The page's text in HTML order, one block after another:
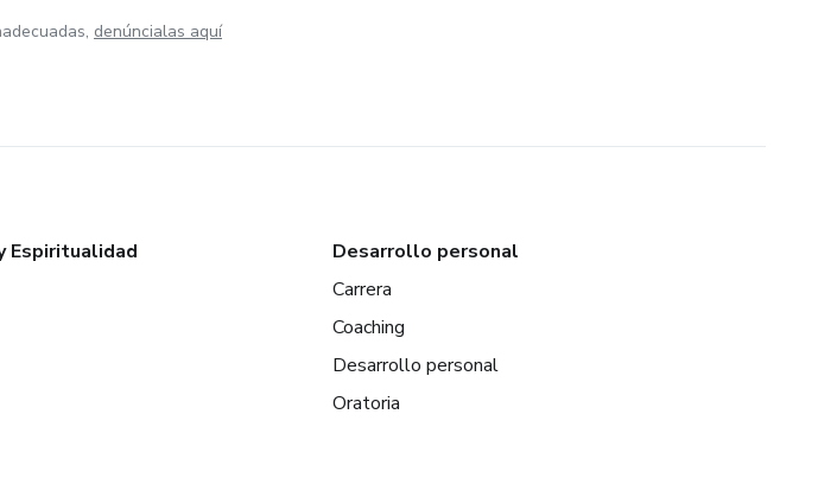
denúncialas aquí
Espiritualidad
Desarrollo personal
Carrera
Coaching
Desarrollo personal
Oratoria